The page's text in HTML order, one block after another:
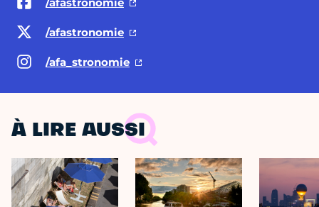
/afastronomie
/afa_stronomie
À LIRE AUSSI